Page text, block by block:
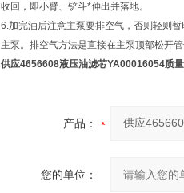
收回，即小臂、铲斗*伸出并落地。
6.加完油后注意主泵要排空气，否则轻则
主泵。排空气方法是直接在主泵顶部松开管
供应4656608液压油滤芯YA00016054质
产品：
您的单位：